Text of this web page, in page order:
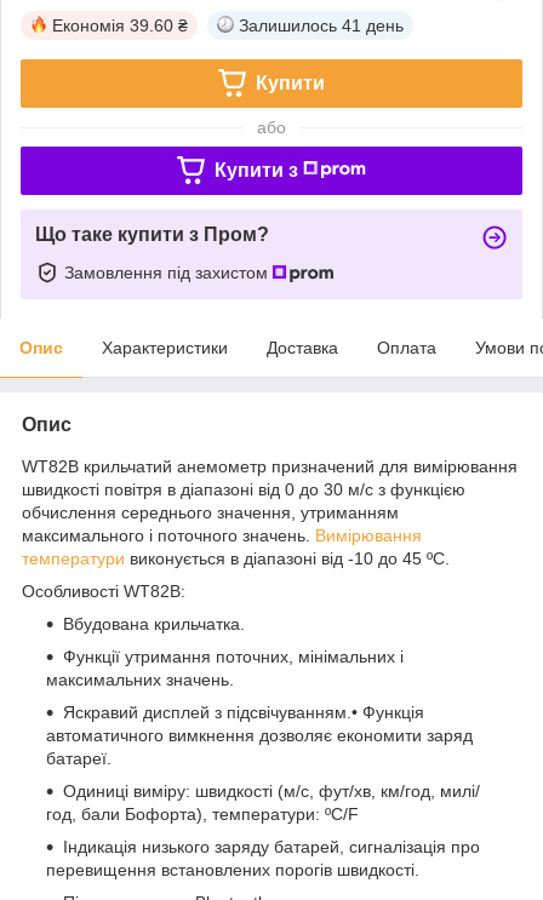
Економія 39.60 ₴ Залишилось 41 день
Купити
або
Купити з
Що таке купити з Пром?
Замовлення під захистом
Опис Характеристики Доставка Оплата Умови
Опис
WT82B крильчатий анемометр призначений для вимірювання
швидкості повітря в діапазоні від 0 до 30 м/с з функцією
обчислення середнього значення, утриманням
максимального і поточного значень. Вимірювання
температури виконується в діапазоні від -10 до 45 ºC.
Особливості WT82B:
Вбудована крильчатка.
Функції утримання поточних, мінімальних і
максимальних значень.
Яскравий дисплей з підсвічуванням.• Функція
автоматичного вимкнення дозволяє економити заряд
батареї.
Одиниці виміру: швидкості (м/с, фут/хв, км/год, милі/
год, бали Бофорта), температури: ºC/F
Індикація низького заряду батарей, сигналізація про
перевищення встановлених порогів швидкості.